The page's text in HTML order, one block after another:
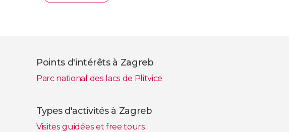
Points d'intérêts à Zagreb
Parc national des lacs de Plitvice
Types d'activités à Zagreb
Visites guidées et free tours